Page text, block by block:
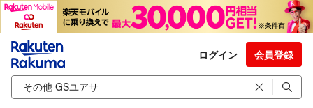
ログイン 会員登録